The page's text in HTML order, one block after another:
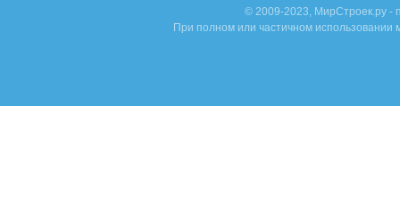
© 2009-2023, МирСтроек.ру -
При полном или частичном использовании